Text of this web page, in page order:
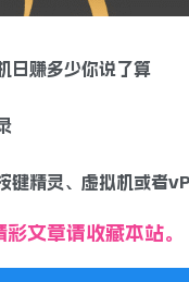
日赚多少你说了算
键精灵、虚拟机或者
文章请收藏本站。